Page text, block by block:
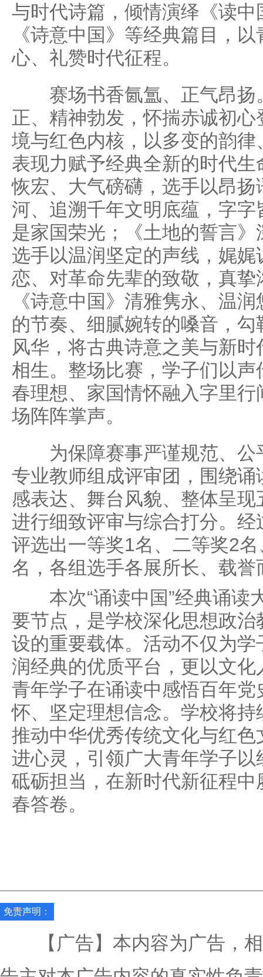
与时代诗篇，倾情演绎《读
《诗意中国》等经典篇目，
心、礼赞时代征程。
赛场书香氤氲、正气昂扬
正、精神勃发，怀揣赤诚初
境与红色内核，以多变的韵
表现力赋予经典全新的时代
恢宏、大气磅礴，选手以昂
河、追溯千年文明底蕴，字
是家国荣光；《土地的誓言
选手以温润坚定的声线，娓
恋、对革命先辈的致敬，真
《诗意中国》清雅隽永、温
的节奏、细腻婉转的嗓音，
风华，将古典诗意之美与新
相生。整场比赛，学子们以
春理想、家国情怀融入字里
场阵阵掌声。
为保障赛事严谨规范、公
专业教师组成评审团，围绕
感表达、舞台风貌、整体呈
进行细致评审与综合打分。
评选出一等奖1名、二等奖2
名，各组选手各展所长、载誉
本次“诵读中国”经典诵读
要节点，是学校深化思想政
设的重要载体。活动不仅为
润经典的优质平台，更以文
青年学子在诵读中感悟百年
怀、坚定理想信念。学校将
推动中华优秀传统文化与红
进心灵，引领广大青年学子
砥砺担当，在新时代新征程
春答卷。
免责声明：
【广告】本内容为广告，相